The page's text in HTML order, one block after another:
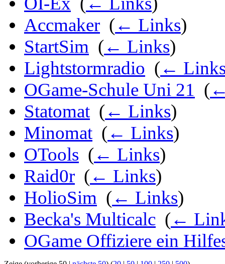
Accmaker (← Links)
StartSim (← Links)
Lightstormradio (←
OGame-Schule Uni 21 (
Statomat (← Links)
Minomat (← Links)
OTools (← Links)
Raid0r (← Links)
HolioSim (← Links)
Becka's Multicalc (←
OGame Offiziere ein